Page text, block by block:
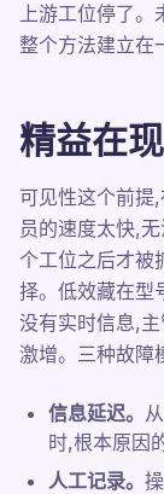
上游工位停了。
整个方法建立在
精益在
可见性这个前提
员的速度太快,
个工位之后才被
择。低效藏在型
没有实时信息,
激增。三种故障
信息延迟。
时,根本原因
人工记录。